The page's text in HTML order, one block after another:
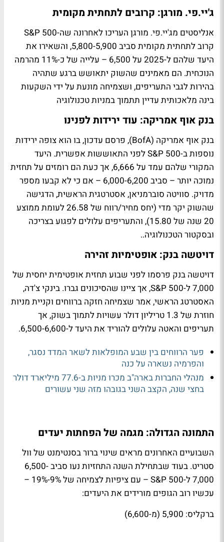
ג'יי.פי. מורגן: קרובים לתחתית מקומית
אנליסטים מג'יי.פי. מורגן העריכו לאחרונה שה-S&P 500
קרוב לתחתית מקומית סביב 5,800-5,900, והשאירו את
היעד שלהם ל-2025 על 6,500 – עלייה של כ-11% מהרמה
הנוכחית. הם מאמינים שהשוק יתאושש ברגע שתהיה
בהירות לגבי התעריפים, ושצמיחה מונעת על ידי השקעות
בינה מלאכותית עדיין תתמוך במניות טכנולוגיה
בנק אוף אמריקה: עוד ירידות לפנינו
בנק אוף אמריקה (BofA), פרסם עדכון, בו הוא צופה ירידות
נוספות ב-S&P 500 לפני התאוששות אפשרית. היעד
המקורי שלהם עמד על 6,666, אך כעת הם רומזים על תחזית
נמוכה יותר – סביב 6,000-6,200 – אם כי לא קבעו מספר
מדויק. סוויטה סוברמניאן, אסטרטגית הראשית, הדגישה
שהשוק יקר מדי (יחס מחיר/רווח של 26.58 לעומת ממוצע
20 שנה של 15.80), והתעריפים עלולים לפגוע בצריכה
ובסקטור הטכנולוגיה..
דויטשה בנק: אופטימיות זהירה
דויטשה בנק פרסמו לפני שבוע תחזית אופטימית יחסית של
7,000 ל-S&P 500, אך ציינו שהסיכונים גברו. בינקי צ'דה,
האסטרטג הראשי, אמר שצמיחה חזקה ברווחים וקניית מניות
חוזרת של 1.3 טריליון דולר עשויות לתמוך בשוק, אך
תעריפים והאטה עלולים להוריד את היעד ל-6,500-6,600.
פער הרווחים בין שבע המופלאות לשאר המדד נסגר,
והפרמיה נשארה על כנה
מנהלי החברות בארה"ב מכרו מניות ב-77.6 מיליארד דולר
בחצי שנה, הקצב השני בגובהו מזה שני עשורים
התמונה הגדולה: מגמה של הפחתות יעדים
השבועיים האחרונים מראים שינוי ברור בסנטימנט של וול
סטריט. בעוד שבתחילת השנה התחזיות נעו סביב 6,500-
7,000 ל-S&P 500 – עם ציפיות לצמיחה של 9%-19% –
עכשיו רוב הגופים מורידים את היעדים:
ברקליס: 5,900 (מ-6,600)